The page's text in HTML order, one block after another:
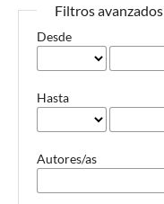
Filtros avanzados
Desde
Hasta
Autores/as